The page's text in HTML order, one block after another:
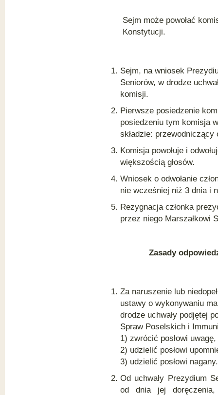
Sejm może powołać
Konstytucji.
Sejm, na wniosek
Seniorów, w drodze
komisji.
Pierwsze posiedzenie
posiedzeniu tym komisja
składzie:
Komisja powołuje i
większością głosów.
Wniosek o odwołanie
nie wcześniej niż 3 dnia i
Rezygnacja członka
przez niego Marszałkowi
Zasady
Za naruszenie lub
ustawy o wykonywaniu
drodze uchwały podjętej
Spraw Poselskich i
1) zwrócić posłowi uwagę,
2) udzielić posłowi
3) udzielić posłowi nagany.
Od uchwały Prezydium
od dnia jej doręczenia,